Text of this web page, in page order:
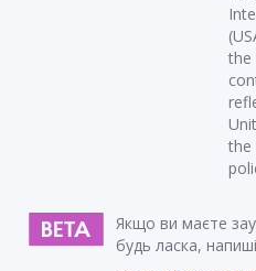
the
the
Якщо ви маєте
будь ласка,